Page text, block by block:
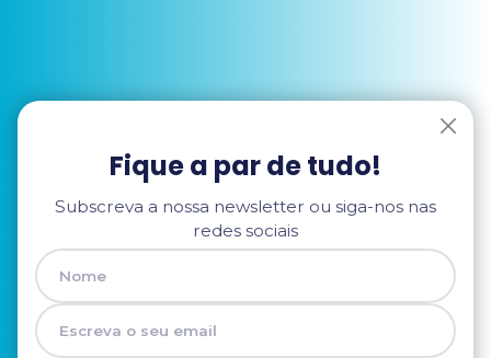
Fique a par de tudo!
Subscreva a nossa newsletter ou siga-nos nas
redes sociais